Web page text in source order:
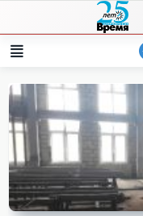
content